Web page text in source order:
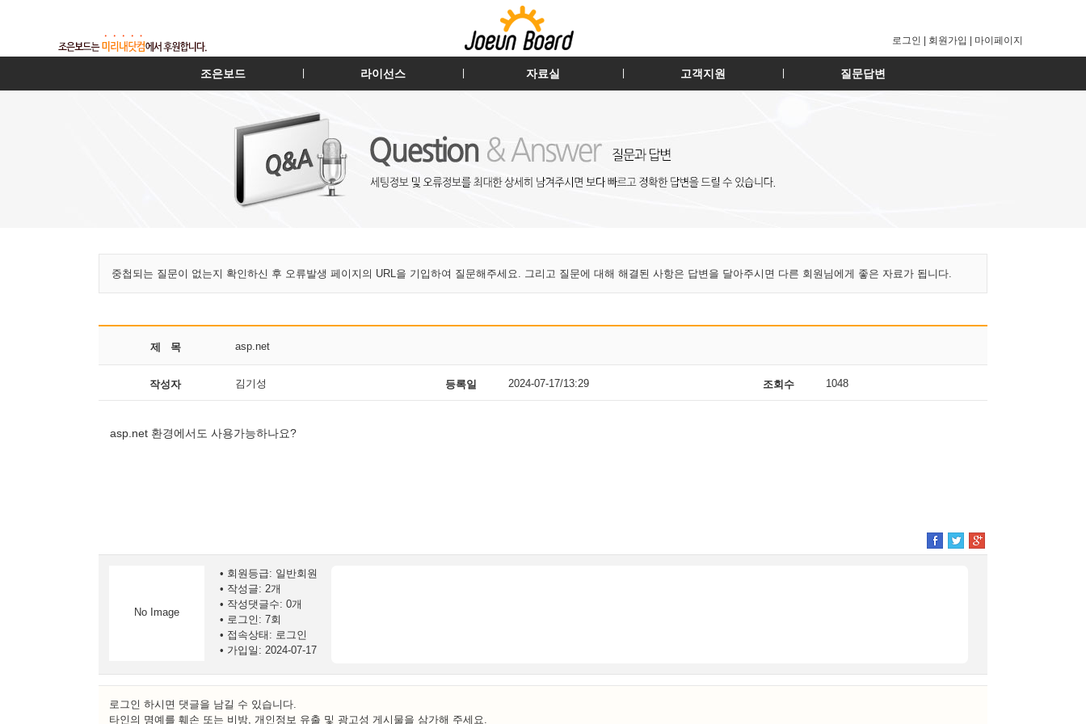
로그인 회원가입 마이페이지
조은보드 라이선스 자료실 고객지원 질문답변
중첩되는 질문이 없는지 확인하신 후 오류발생 페이지의 URL을 기입하여 질문해주세요. 그리고 질문에 대해 해결된 사항은 답변을 달아주시면 다른 회원님에게 좋은 자료가 됩니다.
제 목 asp.net
작성자 김기성 등록일 2024-07-17/13:29 조회수 1048
asp.net 환경에서도 사용가능하나요?
No Image
회원등급: 일반회원
작성글: 2개
작성댓글수: 0개
로그인: 7회
접속상태: 로그인
가입일: 2024-07-17
로그인 하시면 댓글을 남길 수 있습니다.
타인의 명예를 훼손 또는 비방, 개인정보 유출 및 광고성 게시물을 삼가해 주세요.